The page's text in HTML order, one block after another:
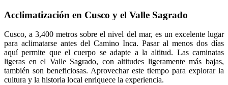
Acclimatización en Cusco y el Valle Sagrado
Cusco, a 3,400 metros sobre el nivel del mar, es un excelente lugar
para aclimatarse antes del Camino Inca. Pasar al menos dos días
aquí permite que el cuerpo se adapte a la altitud. Las caminatas
ligeras en el Valle Sagrado, con altitudes ligeramente más bajas,
también son beneficiosas. Aprovechar este tiempo para explorar la
cultura y la historia local enriquece la experiencia.